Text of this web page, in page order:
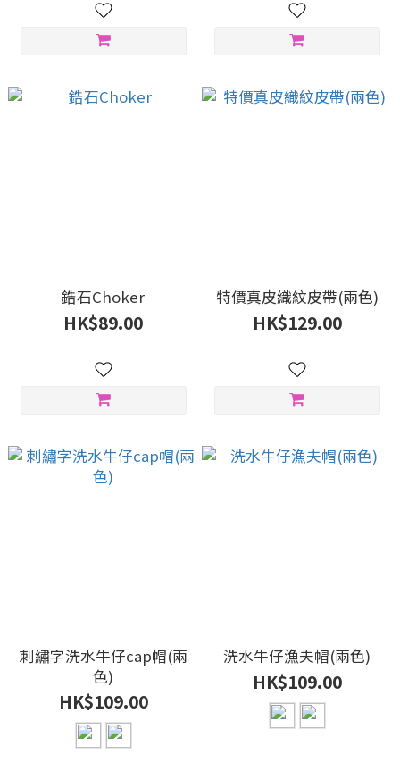
鋯石Choker
HK$89.00
特價真皮織紋皮帶(兩色)
HK$129.00
刺繡字洗水牛仔cap帽(兩
色)
HK$109.00
洗水牛仔漁夫帽(兩色)
HK$109.00